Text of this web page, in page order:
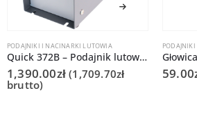
PODAJNIKI I NACINARKI LUTOWIA
Quick 372B – Podajnik lutowia z głowicą ryflującą
1,390.00zł (1,709.70zł
brutto)
59.00